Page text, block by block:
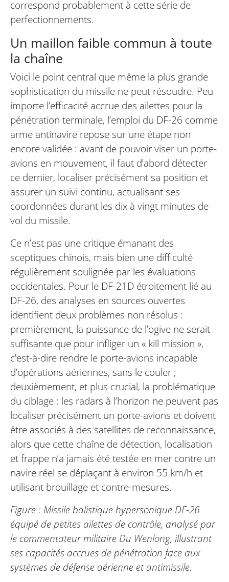
correspond probablement à cette série de
perfectionnements.
Un maillon faible commun à toute
la chaîne
Voici le point central que même la plus grande
sophistication du missile ne peut résoudre. Peu
importe l’efficacité accrue des ailettes pour la
pénétration terminale, l’emploi du DF-26 comme
arme antinavire repose sur une étape non
encore validée : avant de pouvoir viser un porte-
avions en mouvement, il faut d’abord détecter
ce dernier, localiser précisément sa position et
assurer un suivi continu, actualisant ses
coordonnées durant les dix à vingt minutes de
vol du missile.
Ce n’est pas une critique émanant des
sceptiques chinois, mais bien une difficulté
régulièrement soulignée par les évaluations
occidentales. Pour le DF-21D étroitement lié au
DF-26, des analyses en sources ouvertes
identifient deux problèmes non résolus :
premièrement, la puissance de l’ogive ne serait
suffisante que pour infliger un « kill mission »,
c’est-à-dire rendre le porte-avions incapable
d’opérations aériennes, sans le couler ;
deuxièmement, et plus crucial, la problématique
du ciblage : les radars à l’horizon ne peuvent pas
localiser précisément un porte-avions et doivent
être associés à des satellites de reconnaissance,
alors que cette chaîne de détection, localisation
et frappe n’a jamais été testée en mer contre un
navire réel se déplaçant à environ 55 km/h et
utilisant brouillage et contre-mesures.
Figure : Missile balistique hypersonique DF-26
équipé de petites ailettes de contrôle, analysé par
le commentateur militaire Du Wenlong, illustrant
ses capacités accrues de pénétration face aux
systèmes de défense aérienne et antimissile.